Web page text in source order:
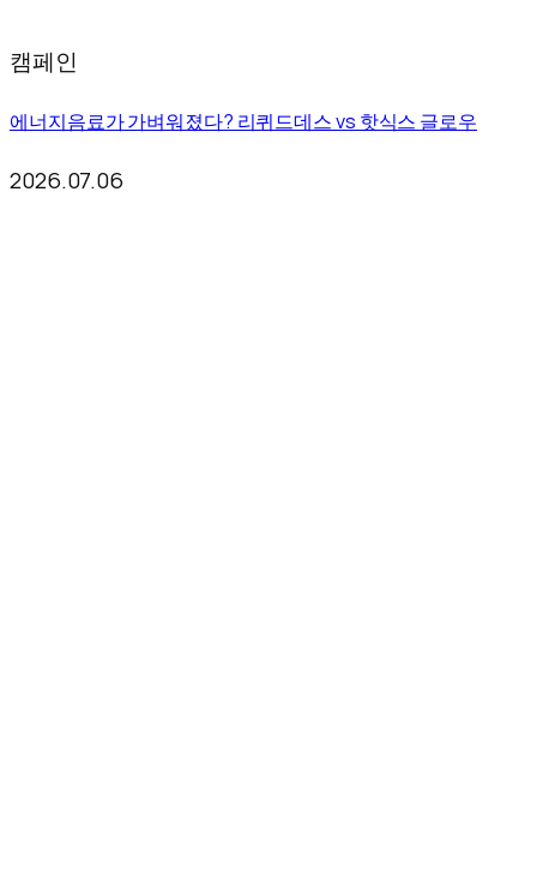
캠페인
에너지음료가 가벼워졌다? 리퀴드데스 vs 핫식스 글로우
2026.07.06